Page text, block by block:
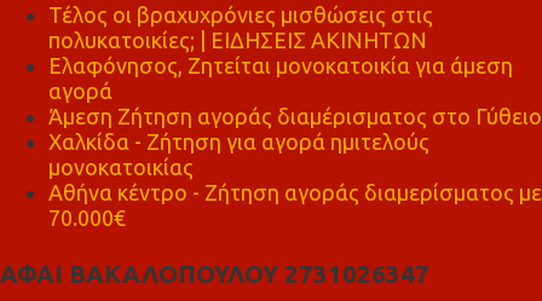
Τέλος οι βραχυχρόνιες μισθώσεις στις
πολυκατοικίες; | ΕΙΔΗΣΕΙΣ ΑΚΙΝΗΤΩΝ
Ελαφόνησος, Ζητείται μονοκατοικία για άμεση
αγορά
Άμεση Ζήτηση αγοράς διαμέρισματος στο Γύθειο
Χαλκίδα - Ζήτηση για αγορά ημιτελούς
μονοκατοικίας
Αθήνα κέντρο - Ζήτηση αγοράς διαμερίσματος με
70.000€
ΑΦΑΙ ΒΑΚΑΛΟΠΟΥΛΟΥ 2731026347